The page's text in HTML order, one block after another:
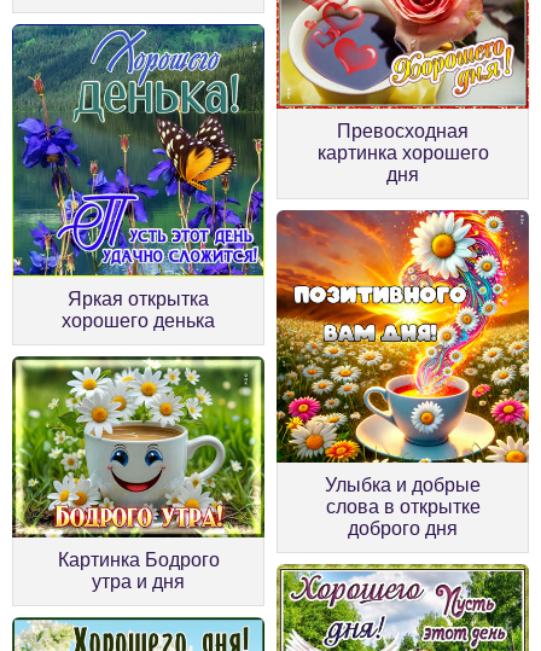
Превосходная
картинка хорошего
дня
Яркая открытка
хорошего денька
Улыбка и добрые
слова в открытке
доброго дня
Картинка Бодрого
утра и дня